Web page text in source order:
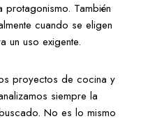
También
cuando se eligen
un uso exigente.
proyectos de cocina y
siempre la
No es lo mismo